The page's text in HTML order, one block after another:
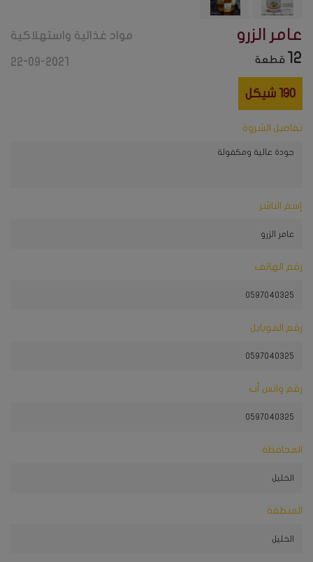
عامر الزرو مواد غذائية واستهلاكية
12 قطعة 22-09-2021
190 شيكل
تفاصيل الشروة
إسم الناشر
رقم الهاتف
رقم الموبايل
رقم واتس أب
المحافظة
المنطقة